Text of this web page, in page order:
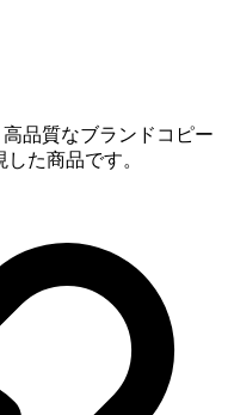
品質なブランドコピー
た商品です。